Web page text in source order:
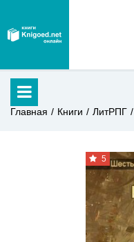
Главная Книги ЛитРПГ
5